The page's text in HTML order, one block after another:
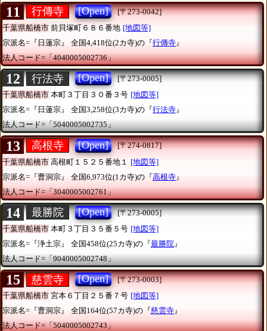
11 行傳寺 [Open]
[〒273-0042]
千葉県船橋市 前貝塚町６８６番地 [地図等]
宗派名=『日蓮宗』
全国4,418位(2カ寺)の『行傳寺 』
法人コード=「4040005002736」
12 行法寺 [Open]
[〒273-0005]
千葉県船橋市 本町３丁目３０番３号 [地図等]
宗派名=『日蓮宗』
全国3,258位(3カ寺)の『行法寺』
法人コード=「5040005002735」
13 高根寺 [Open]
[〒274-0817]
千葉県船橋市 高根町１５２５番地１
[地図等]
宗派名=『曹洞宗』
全国6,973位(1カ寺)の『高根寺 』
法人コード=「3040005002761」
14 最勝院 [Open]
[〒273-0005]
千葉県船橋市 本町３丁目３５番５号 [地図等]
宗派名=『浄土宗』
全国458位(25カ寺)の『最勝院 』
法人コード=「9040005002748」
15 慈雲寺 [Open]
[〒273-0003]
千葉県船橋市 宮本６丁目２５番７号 [地図等]
宗派名=『曹洞宗』
全国164位(57カ寺)の『慈雲寺』
法人コード=「5040005002743」